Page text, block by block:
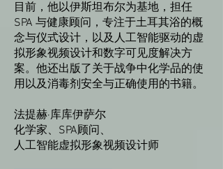
目前，他以伊斯坦布尔为基地，担任
SPA 与健康顾问，专注于土耳其浴的概
念与仪式设计，以及人工智能驱动的虚
拟形象视频设计和数字可见度解决方
案。他还出版了关于战争中化学品的使
用以及消毒剂安全与正确使用的书籍。
法提赫·库库伊萨尔
化学家、SPA顾问、
人工智能虚拟形象视频设计师